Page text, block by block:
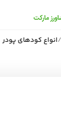
انواع کودهای پودر